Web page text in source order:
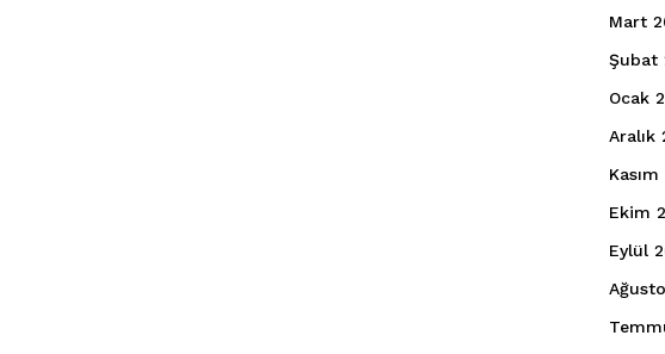
Mart
Şubat
Ocak
Aralık
Kasım
Ekim
Eylül